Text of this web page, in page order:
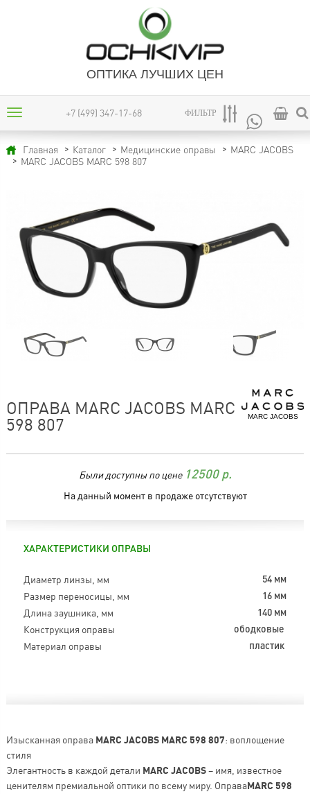
ОПТИКА ЛУЧШИХ ЦЕН
+7 (499) 347-17-68 ФИЛЬТР
Главная Каталог Медицинские оправы
MARC JACOBS
MARC JACOBS MARC 598 807
MARC JACOBS
ОПРАВА MARC JACOBS MARC
598 807
Были доступны по цене 12500р.
На данный момент в продаже отсутствуют
ХАРАКТЕРИСТИКИ ОПРАВЫ
Диаметр линзы, мм 54 мм
Размер переносицы, мм 16 мм
Длина заушника, мм 140 мм
Конструкция оправы ободковые
Материал оправы пластик
Изысканная оправа MARC JACOBS MARC 598 807: воплощение
стиля
Элегантность в каждой детали MARC JACOBS– имя, известное
ценителям премиальной оптики по всему миру. ОправаMARC 598